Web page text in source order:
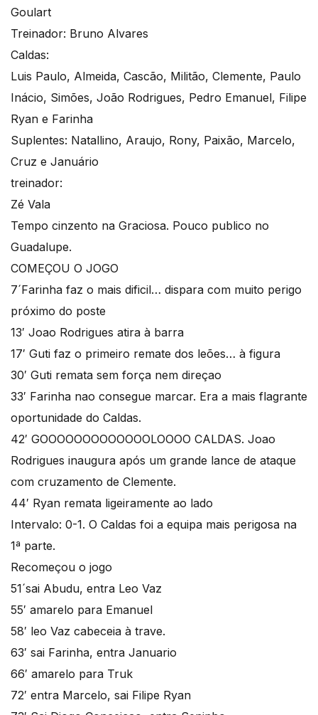
Goulart
Treinador: Bruno Alvares
Caldas:
Luis Paulo, Almeida, Cascão, Militão, Clemente, Paulo
Inácio, Simões, João Rodrigues, Pedro Emanuel, Filipe
Ryan e Farinha
Suplentes: Natallino, Araujo, Rony, Paixão, Marcelo,
Cruz e Januário
treinador:
Zé Vala
Tempo cinzento na Graciosa. Pouco publico no
Guadalupe.
COMEÇOU O JOGO
7´Farinha faz o mais dificil… dispara com muito perigo
próximo do poste
13′ Joao Rodrigues atira à barra
17′ Guti faz o primeiro remate dos leões… à figura
30′ Guti remata sem força nem direçao
33′ Farinha nao consegue marcar. Era a mais flagrante
oportunidade do Caldas.
42′ GOOOOOOOOOOOOOLOOOO CALDAS. Joao
Rodrigues inaugura após um grande lance de ataque
com cruzamento de Clemente.
44′ Ryan remata ligeiramente ao lado
Intervalo: 0-1. O Caldas foi a equipa mais perigosa na
1ª parte.
Recomeçou o jogo
51´sai Abudu, entra Leo Vaz
55′ amarelo para Emanuel
58′ leo Vaz cabeceia à trave.
63′ sai Farinha, entra Januario
66′ amarelo para Truk
72′ entra Marcelo, sai Filipe Ryan